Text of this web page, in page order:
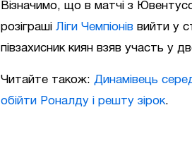
Візначимо, що в матчі з
розіграші Ліги Чемпіонів вийти у
півзахисник киян взяв участь у
Читайте також: Динамівець
обійти Роналду і решту зірок.